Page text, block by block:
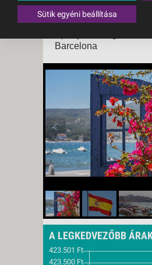
Repülő
Barcelona
A LEGKEDVEZŐBB
Sütik egyéni beállítása